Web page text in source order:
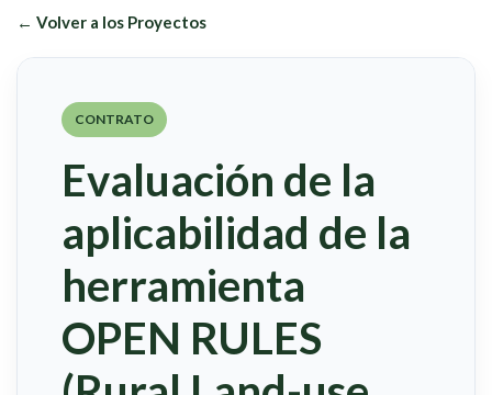
← Volver a los Proyectos
CONTRATO
Evaluación de la
aplicabilidad de la
herramienta
OPEN RULES